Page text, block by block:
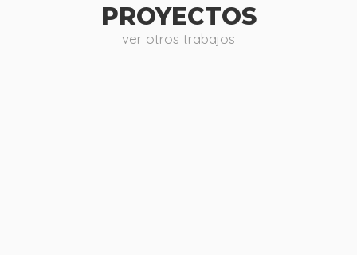
PROYECTOS
ver otros trabajos